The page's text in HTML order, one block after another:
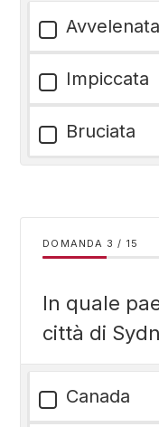
Avvelenata
Impiccata
Bruciata
DOMANDA / 15
In quale
città di
Canada